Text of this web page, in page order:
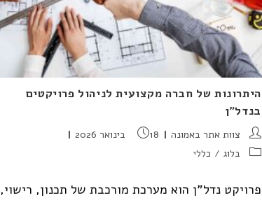
היתרונות של חברה מקצועית לניהול פרויקטים
בנדל"ן
מחבר:צוות אתר באמונה פורסם:
18 בינואר 2026
קטגוריה:
בלוג / כללי
פרויקט נדל"ן הוא מערכת מורכבת של תכנון, רישוי,